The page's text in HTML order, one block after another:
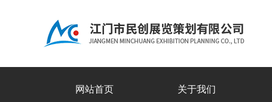
网站首页 关于我们